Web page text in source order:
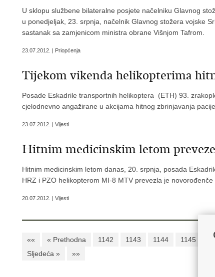
U sklopu službene bilateralne posjete načelniku Glavnog
u ponedjeljak, 23. srpnja, načelnik Glavnog stožera vojske
sastanak sa zamjenicom ministra obrane Višnjom Tafrom.
23.07.2012. | Priopćenja
Tijekom vikenda helikopterima
Posade Eskadrile transportnih helikoptera (ETH) 93.
cjelodnevno angažirane u akcijama hitnog zbrinjavanja
23.07.2012. | Vijesti
Hitnim medicinskim letom
Hitnim medicinskim letom danas, 20. srpnja, posada
HRZ i PZO helikopterom MI-8 MTV prevezla je novorođenče
20.07.2012. | Vijesti
«« « Prethodna 1142 1143 1144 1145
Sljedeća »
»»